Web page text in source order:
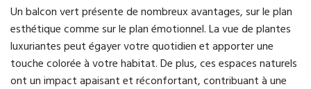
Un balcon vert présente de nombreux avantages, sur le plan
esthétique comme sur le plan émotionnel. La vue de plantes
luxuriantes peut égayer votre quotidien et apporter une
touche colorée à votre habitat. De plus, ces espaces naturels
ont un impact apaisant et réconfortant, contribuant à une